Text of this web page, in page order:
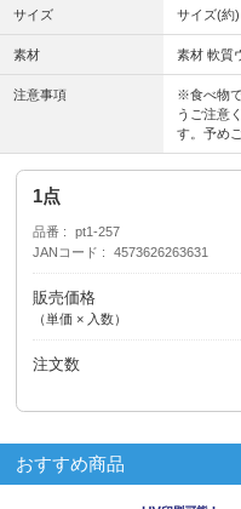
サイズ サイズ(約
素材 素材 軟質
注意事項
※食べ物
うご注意
す。予め
1点
品番
pt1-257
JANコード
4573626263631
販売価格
（単価 × 入数）
注文数
おすすめ商品